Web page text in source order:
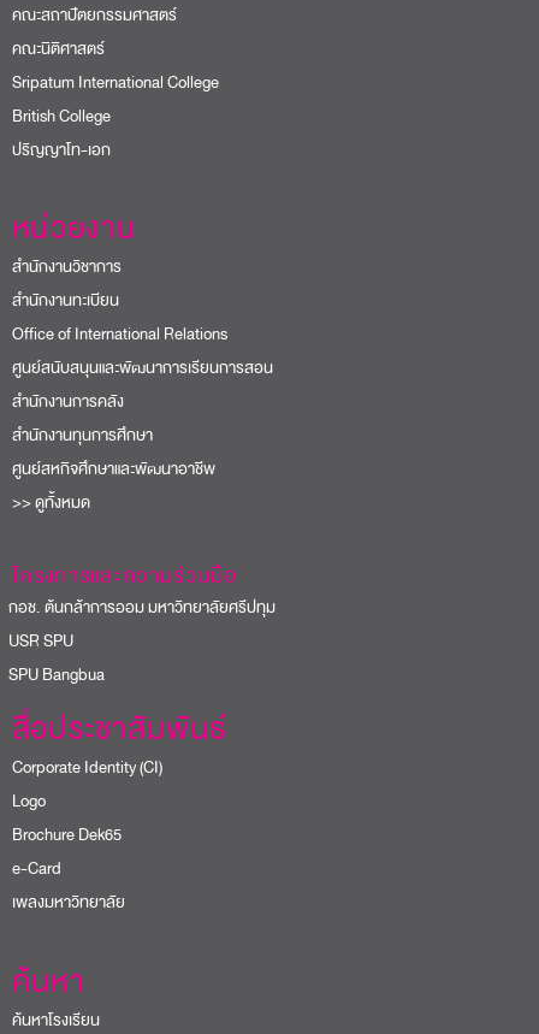
คณะสถาปัตยกรรมศาสตร์
คณะนิติศาสตร์
Sripatum International College
British College
ปริญญาโท-เอก
หน่วยงาน
สำนักงานวิชาการ
สำนักงานทะเบียน
Office of International Relations
ศูนย์สนับสนุนและพัฒนาการเรียนการสอน
สำนักงานการคลัง
สำนักงานทุนการศึกษา
ศูนย์สหกิจศึกษาและพัฒนาอาชีพ
>> ดูทั้งหมด
โครงการและความร่วมมือ
ช. ต้นกล้าการออม มหาวิทยาลัยศรีปทุม
SPU
Bangbua
สื่อประชาสัมพันธ์
Corporate Identity (CI)
Logo
Brochure Dek65
e-Card
เพลงมหาวิทยาลัย
ค้นหา
ค้นหาโรงเรียน